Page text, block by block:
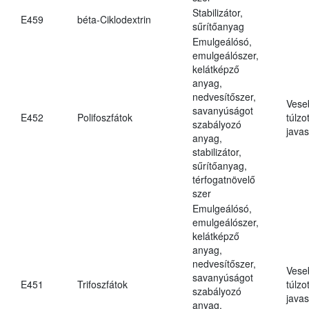
E459
béta-Ciklodextrin
Stabilizátor,
sűrítőanyag
E452 Polifoszfátok
Emulgeálósó,
emulgeálószer,
kelátképző
anyag,
nedvesítőszer,
savanyúságot
szabályozó
anyag,
stabilizátor,
sűrítőanyag,
térfogatnövelő
szer
E451 Trifoszfátok
Emulgeálósó,
emulgeálószer,
kelátképző
anyag,
nedvesítőszer,
savanyúságot
szabályozó
anyag,